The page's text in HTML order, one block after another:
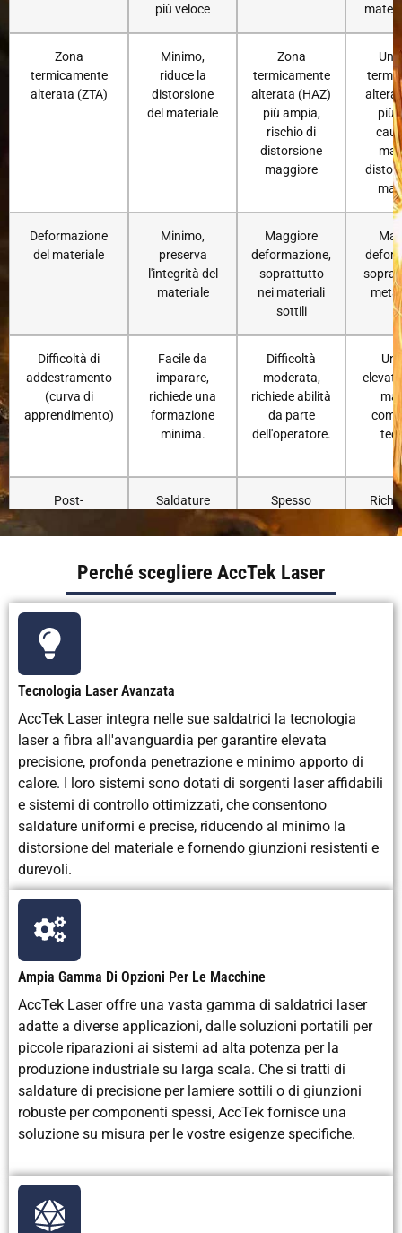
più veloce
Zona
termicamente
alterata (ZTA)
Minimo,
riduce la
distorsione
del materiale
Zona
termicamente
alterata (HAZ)
più ampia,
rischio di
distorsione
maggiore
più
Deformazione
del materiale
Minimo,
preserva
l'integrità del
materiale
Maggiore
deformazione,
soprattutto
nei materiali
sottili
Difficoltà di
addestramento
(curva di
apprendimento)
Facile da
imparare,
richiede una
formazione
minima.
Difficoltà
moderata,
richiede abilità
da parte
dell'operatore.
Un
Post-
(macinazione)
Saldature
pulite, con
nessuna
smerigliatura.
Spesso
levigatura e
Costo dei
materiali di
consumo
quantità
minima
(nessun
materiale di
riempimento).
e gas di
protezione.
Resistenza alla
saldatura
Eccellente,
alta
Buono, ma
può causare
deformazioni
Resistenza della
saldatura
(metalli spessi)
profonda
anche su
materiali più
spessi
è più lenta
rispetto a un
laser.
Flessibilità per le
tipologie di
materiali
Lavora con
metalli,
plastica e
materiali
Ideale per i
metalli, non
materiali non
Precisione
Perché scegliere AccTek Laser
Tecnologia Laser Avanzata
AccTek Laser integra nelle sue saldatrici la tecnologia
laser a fibra all'avanguardia per garantire elevata
precisione, profonda penetrazione e minimo apporto di
calore. I loro sistemi sono dotati di sorgenti laser affidabili
e sistemi di controllo ottimizzati, che consentono
saldature uniformi e precise, riducendo al minimo la
distorsione del materiale e fornendo giunzioni resistenti e
durevoli.
Ampia Gamma Di Opzioni Per Le Macchine
AccTek Laser offre una vasta gamma di saldatrici laser
adatte a diverse applicazioni, dalle soluzioni portatili per
piccole riparazioni ai sistemi ad alta potenza per la
produzione industriale su larga scala. Che si tratti di
saldature di precisione per lamiere sottili o di giunzioni
robuste per componenti spessi, AccTek fornisce una
soluzione su misura per le vostre esigenze specifiche.